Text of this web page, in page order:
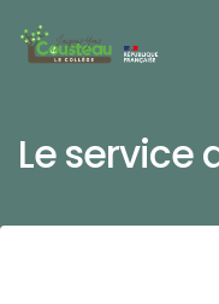
Le service